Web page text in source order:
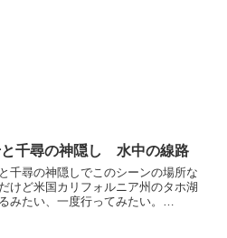
千尋の神隠し 水中の線路
千尋の神隠しでこのシーンの場所な
けど米国カリフォルニア州のタホ湖
みたい、一度行ってみたい。